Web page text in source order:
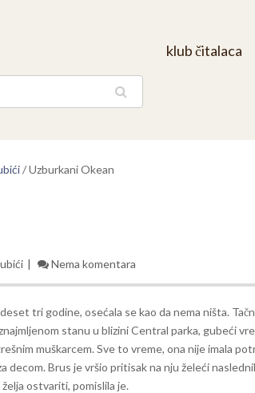
klub čitalaca
/Uzburkani Okean
Nema komentara
tri godine, osećala se kao da nema ništa.
stanu u blizini Central parka, gubeći
muškarcem. Sve to vreme, ona nije imala
decom. Brus je vršio pritisak na nju želeći
ostvariti, pomislila je.